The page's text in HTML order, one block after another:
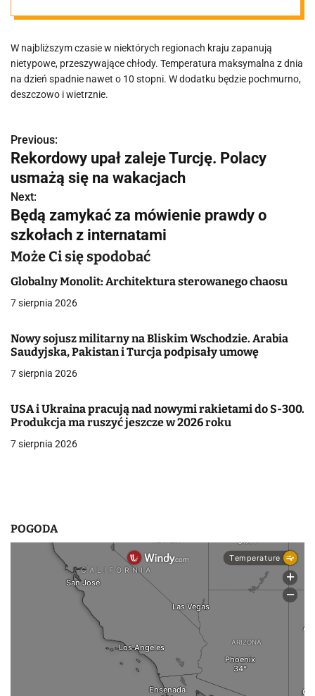
dokładną datę
W najbliższym czasie w niektórych regionach kraju zapanują
nietypowe, przeszywające chłody. Temperatura maksymalna z dnia
na dzień spadnie nawet o 10 stopni. W dodatku będzie pochmurno,
deszczowo i wietrznie.
N
a
w
i
g
a
c
j
a
p
i
Previous:
Rekordowy upał zaleje Turcję. Polacy
usmażą się na wakacjach
Next:
Będą zamykać za mówienie prawdy o
szkołach z internatami
Może Ci się spodobać
Globalny Monolit: Architektura sterowanego chaosu
7 sierpnia 2026
Nowy sojusz militarny na Bliskim Wschodzie. Arabia
Saudyjska, Pakistan i Turcja podpisały umowę
7 sierpnia 2026
USA i Ukraina pracują nad nowymi rakietami do S-300.
Produkcja ma ruszyć jeszcze w 2026 roku
7 sierpnia 2026
POGODA